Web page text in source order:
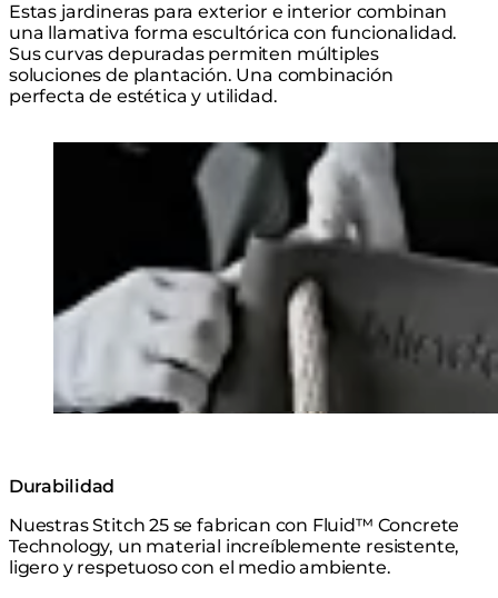
Estas jardineras para exterior e interior combinan
una llamativa forma escultórica con funcionalidad.
Sus curvas depuradas permiten múltiples
soluciones de plantación. Una combinación
perfecta de estética y utilidad.
Loading image...
Durabilidad
Nuestras Stitch 25 se fabrican con Fluid™ Concrete
Technology, un material increíblemente resistente,
ligero y respetuoso con el medio ambiente.